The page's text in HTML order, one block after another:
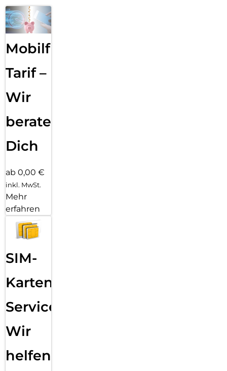
Mobilfunk
Tarif –
Wir
beraten
Dich
ab 0,00 €
inkl. MwSt.
Mehr
erfahren
SIM-
Karten
Service:
Wir
helfen